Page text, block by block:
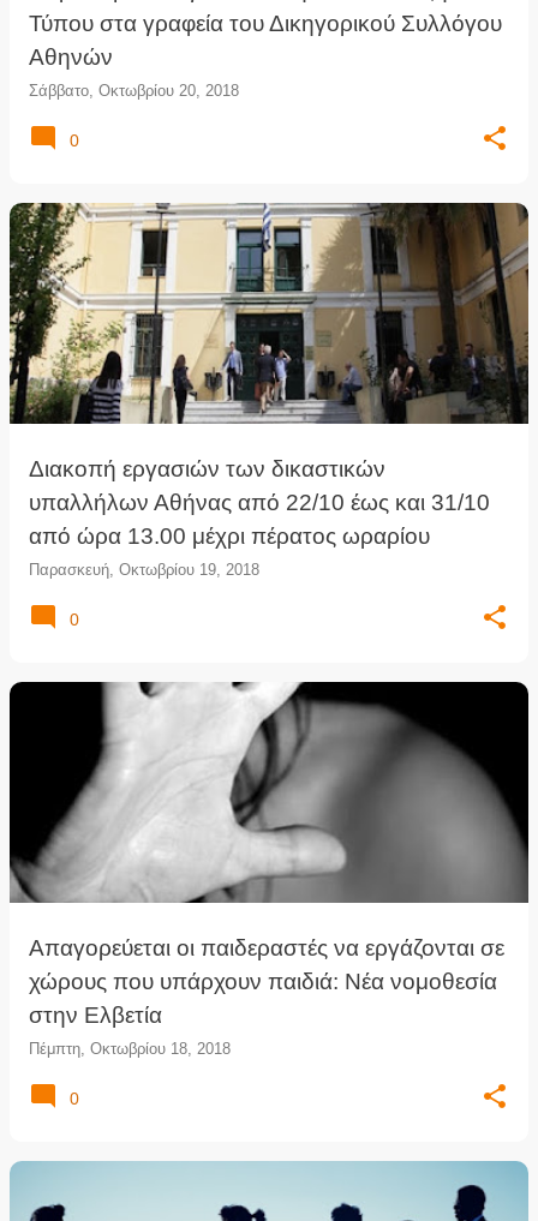
Τύπου στα γραφεία του Δικηγορικού Συλλόγου
Αθηνών
Σάββατο, Οκτωβρίου 20, 2018
0
Διακοπή εργασιών των δικαστικών
υπαλλήλων Αθήνας από 22/10 έως και 31/10
από ώρα 13.00 μέχρι πέρατος ωραρίου
Παρασκευή, Οκτωβρίου 19, 2018
0
Απαγορεύεται οι παιδεραστές να εργάζονται σε
χώρους που υπάρχουν παιδιά: Νέα νομοθεσία
στην Ελβετία
Πέμπτη, Οκτωβρίου 18, 2018
0